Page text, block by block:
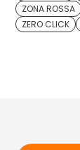
ZONA ROSSA
ZERO CLICK